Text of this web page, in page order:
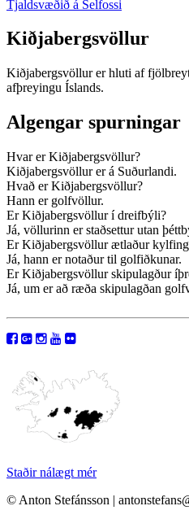
Tjaldsvæðið á Selfossi
Kiðjabergsvöllur
Kiðjabergsvöllur er hluti af
afþreyingu Íslands.
Algengar spurningar
Hvar er Kiðjabergsvöllur?
Kiðjabergsvöllur er á Suðurlandi.
Hvað er Kiðjabergsvöllur?
Hann er golfvöllur.
Er Kiðjabergsvöllur í dreifbýli?
Já, völlurinn er staðsettur utan
Er Kiðjabergsvöllur ætlaður
Já, hann er notaður til golfiðkunar.
Er Kiðjabergsvöllur skipulagður
Já, um er að ræða skipulagðan
Staðir nálægt mér
© Anton Stefánsson |